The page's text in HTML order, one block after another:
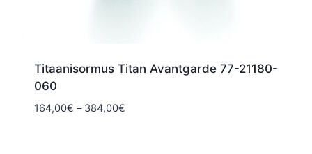
Titaanisormus Titan Avantgarde 77-21180-
060
164,00€ – 384,00€Hintaluokka: